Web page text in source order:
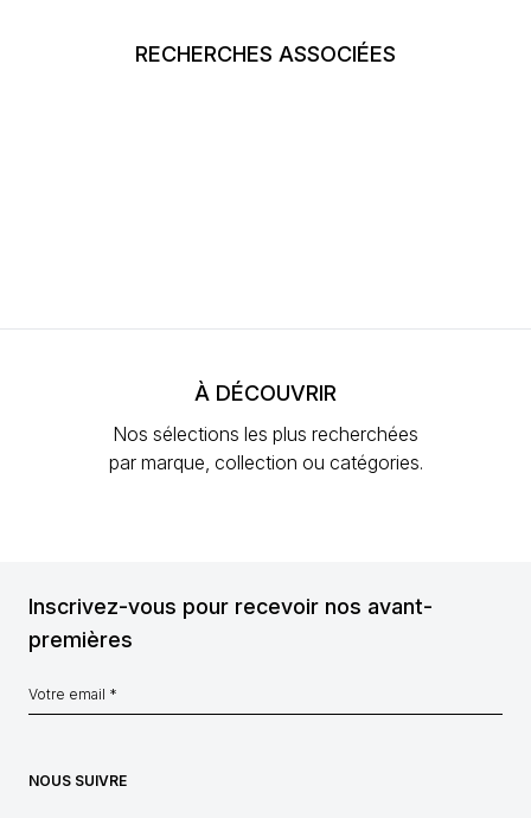
RECHERCHES ASSOCIÉES
À DÉCOUVRIR
Nos sélections les plus recherchées
par marque, collection ou catégories.
Inscrivez-vous pour recevoir nos avant-
premières
NOUS SUIVRE